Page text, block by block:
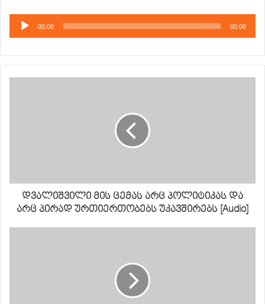
აუდიო
დამკვრელი
00:00 00:00
დვალიშვილი მის ცემას არც პოლიტიკას და
არც პირად ურთიერთობებს უკავშირებს [Audio]